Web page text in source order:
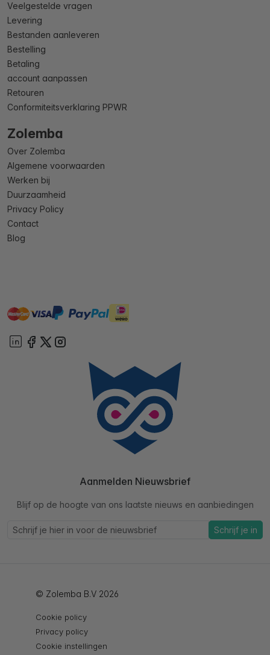
Veelgestelde vragen
Levering
Bestanden aanleveren
Bestelling
Betaling
account aanpassen
Retouren
Conformiteitsverklaring PPWR
Zolemba
Over Zolemba
Algemene voorwaarden
Werken bij
Duurzaamheid
Privacy Policy
Contact
Blog
mastervisa paypal ideal
Aanmelden Nieuwsbrief
Blijf op de hoogte van ons laatste nieuws en aanbiedingen
Schrijf je in
© Zolemba B.V 2026
Cookie policy
Privacy policy
Cookie instellingen